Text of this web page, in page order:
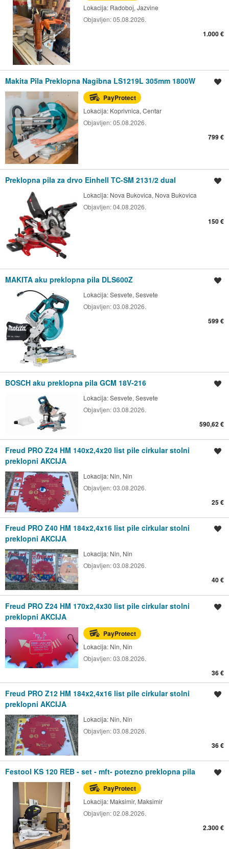
Lokacija: Radoboj, Jazvine
Objavljen:05.08.2026.
1.000 €
Makita Pila Preklopna Nagibna LS1219L 305mm 1800W
PayProtect
Lokacija: Koprivnica, Centar
Objavljen:05.08.2026.
799 €
Preklopna pila za drvo Einhell TC-SM 2131/2 dual
Lokacija: Nova Bukovica, Nova Bukovica
Objavljen:04.08.2026.
150 €
MAKITA aku preklopna pila DLS600Z
Lokacija:Sesvete, Sesvete
Objavljen:03.08.2026.
599 €
BOSCH aku preklopna pila GCM 18V-216
Lokacija:Sesvete, Sesvete
Objavljen:03.08.2026.
590,62 €
Freud PRO Z24 HM 140x2,4x20 list pile cirkular stolni
preklopni AKCIJA
Lokacija: Nin, Nin
Objavljen:03.08.2026.
25 €
Freud PRO Z40 HM 184x2,4x16 list pile cirkular stolni
preklopni AKCIJA
Lokacija: Nin, Nin
Objavljen:03.08.2026.
40 €
Freud PRO Z24 HM 170x2,4x30 list pile cirkular stolni
preklopni AKCIJA
PayProtect
Lokacija: Nin, Nin
Objavljen:03.08.2026.
36 €
Freud PRO Z12 HM 184x2,4x16 list pile cirkular stolni
preklopni AKCIJA
Lokacija: Nin, Nin
Objavljen:03.08.2026.
36 €
Festool KS 120 REB - set - mft- potezno preklopna pila
PayProtect
Lokacija: Maksimir, Maksimir
Objavljen:02.08.2026.
2.300 €